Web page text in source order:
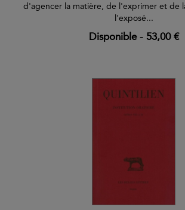
d'agencer la matière, de l'exprimer et de
l'exposé...
Disponible- 53,00 €